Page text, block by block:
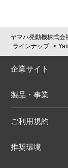
ヤマハ発動機株式会
ラインナップ
企業サイト
製品・事業
ご利用規約
推奨環境